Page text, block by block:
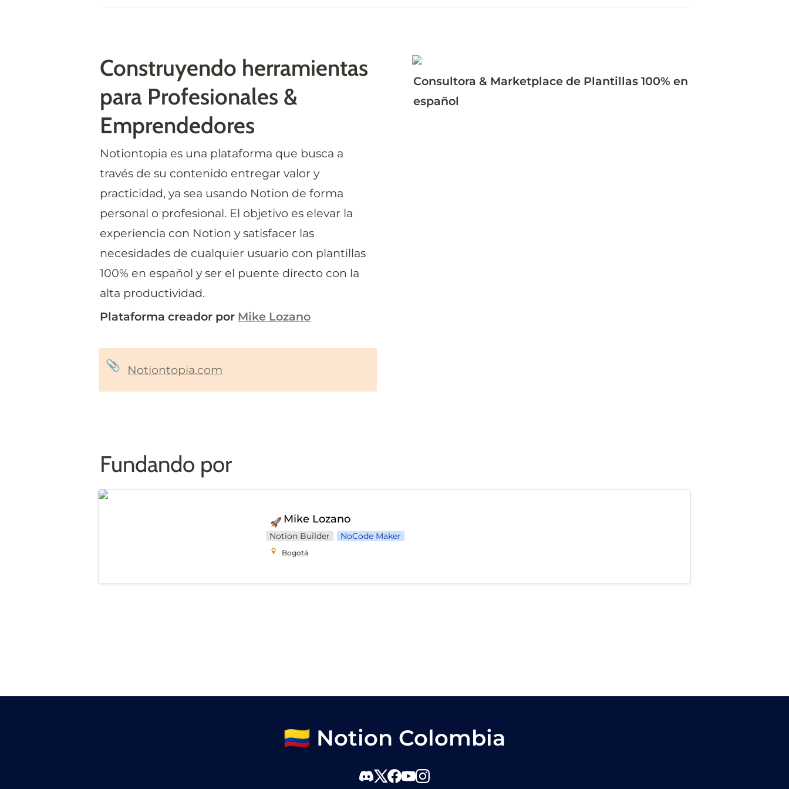
Construyendo herramientas
para Profesionales &
Emprendedores
Notiontopia es una plataforma que busca a
través de su contenido entregar valor y
practicidad, ya sea usando Notion de forma
personal o profesional. El objetivo es elevar la
experiencia con Notion y satisfacer las
necesidades de cualquier usuario con plantillas
100% en español y ser el puente directo con la
alta productividad.
Plataforma creador por Mike Lozano
📎 Notiontopia.com
Consultora & Marketplace de Plantillas 100% en
español
Fundando por
Mike Lozano
🚀 Mike Lozano
Notion Builder NoCode Maker
Bogotá
🇨🇴 Notion Colombia